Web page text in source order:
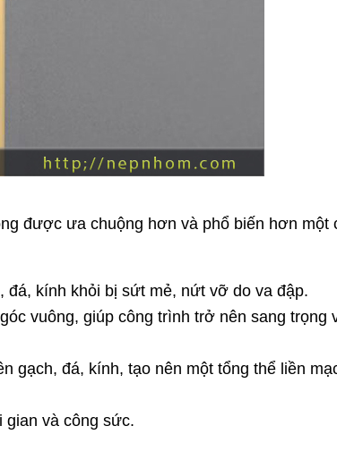
được ưa chuộng hơn và phổ biến hơn một
đá, kính khỏi bị sứt mẻ, nứt vỡ do va đập.
vuông, giúp công trình trở nên sang trọng
gạch, đá, kính, tạo nên một tổng thể liền
gian và công sức.